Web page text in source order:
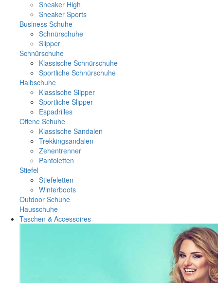
Sneaker High
Sneaker Sports
Business Schuhe
Schnürschuhe
Slipper
Schnürschuhe
Klassische Schnürschuhe
Sportliche Schnürschuhe
Halbschuhe
Klassische Slipper
Sportliche Slipper
Espadrilles
Offene Schuhe
Klassische Sandalen
Trekkingsandalen
Zehentrenner
Pantoletten
Stiefel
Stiefeletten
Winterboots
Outdoor Schuhe
Hausschuhe
Taschen & Accessoires